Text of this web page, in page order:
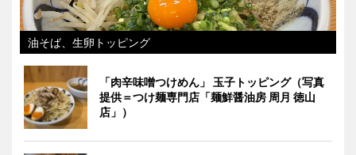
油そば、生卵トッピング
「肉辛味噌つけめん」 玉子トッピング（写真
提供＝つけ麺専門店「麺鮮醤油房 周月 徳山
店」）